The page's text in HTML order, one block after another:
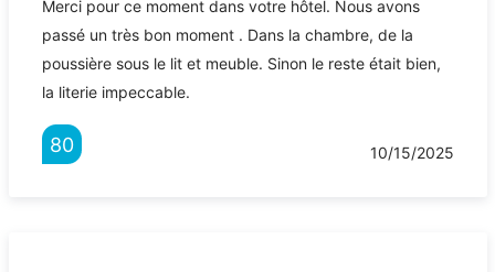
Merci pour ce moment dans votre hôtel. Nous avons
passé un très bon moment . Dans la chambre, de la
poussière sous le lit et meuble. Sinon le reste était bien,
la literie impeccable.
80 10/15/2025